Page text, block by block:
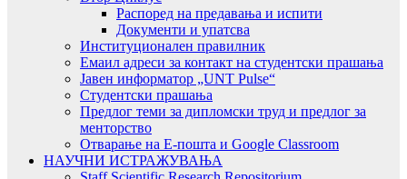
Распоред на предавањa и испити
Документи и упатсва
Институционален правилник
Емаил адреси за контакт на студентски прашања
Јавен информатор „UNT Pulse“
Студентски прашања
Предлог теми за дипломски труд и предлог за
менторство
Отварање на Е-пошта и Google Classroom
НАУЧНИ ИСТРАЖУВАЊА